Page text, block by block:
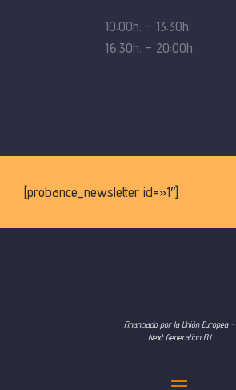
10:00h. – 13:30h.
16:30h. – 20:00h.
[probance_newsletter id=»1″]
Financiado por la Unión Europea –
Next Generation EU